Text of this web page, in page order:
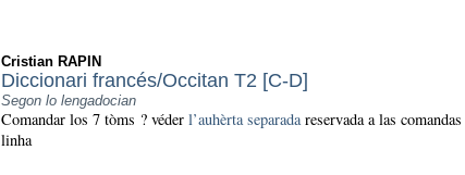
Cristian RAPIN
Diccionari francés/Occitan T2 [C-D]
Segon lo lengadocian
Comandar los 7 tòms ? véder l’auhèrta separadareservada a las comandas
linha